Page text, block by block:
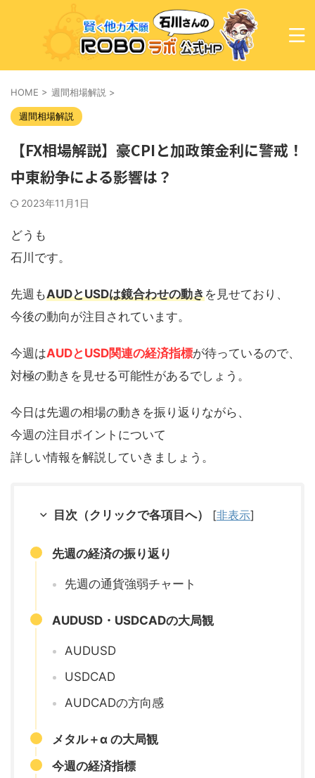
HOME > 週間相場解説 >
週間相場解説
【FX相場解説】豪CPIと加政策金利に警戒！
中東紛争による影響は？
2023年11月1日
どうも
石川です。
先週もAUDとUSDは鏡合わせの動きを見せており、
今後の動向が注目されています。
今週はAUDとUSD関連の経済指標が待っているので、
対極の動きを見せる可能性があるでしょう。
今日は先週の相場の動きを振り返りながら、
今週の注目ポイントについて
詳しい情報を解説していきましょう。
目次（クリックで各項目へ） [非表示]
先週の経済の振り返り
先週の通貨強弱チャート
AUDUSD・USDCADの大局観
AUDUSD
USDCAD
AUDCADの方向感
メタル＋α の大局観
今週の経済指標